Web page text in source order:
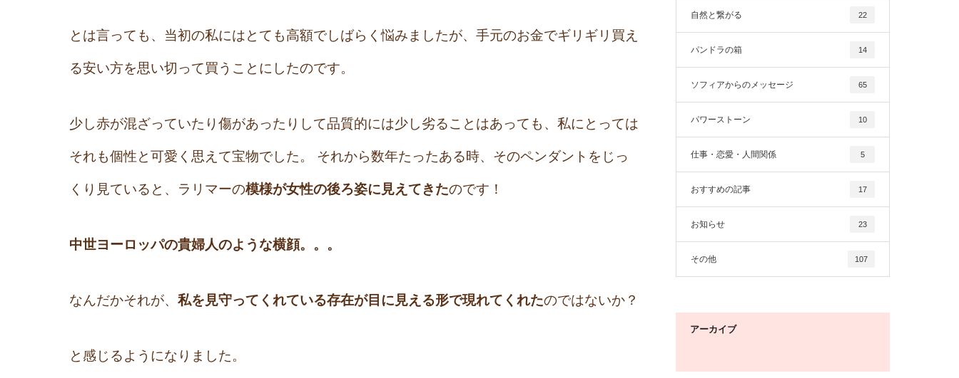
とは言っても、当初の私にはとても高額でしばらく悩みましたが、手元のお金でギリギリ買え
る安い方を思い切って買うことにしたのです。
少し赤が混ざっていたり傷があったりして品質的には少し劣ることはあっても、私にとっては
それも個性と可愛く思えて宝物でした。 それから数年たったある時、そのペンダントをじっ
くり見ていると、ラリマーの模様が女性の後ろ姿に見えてきたのです！
中世ヨーロッパの貴婦人のような横顔。。。
なんだかそれが、 私を見守ってくれている存在が目に見える形で現れてくれたのではないか？
と感じるようになりました。
自然と繋がる 22
パンドラの箱 14
ソフィアからのメッセージ 65
パワーストーン 10
仕事・恋愛・人間関係 5
おすすめの記事 17
お知らせ 23
その他 107
アーカイブ